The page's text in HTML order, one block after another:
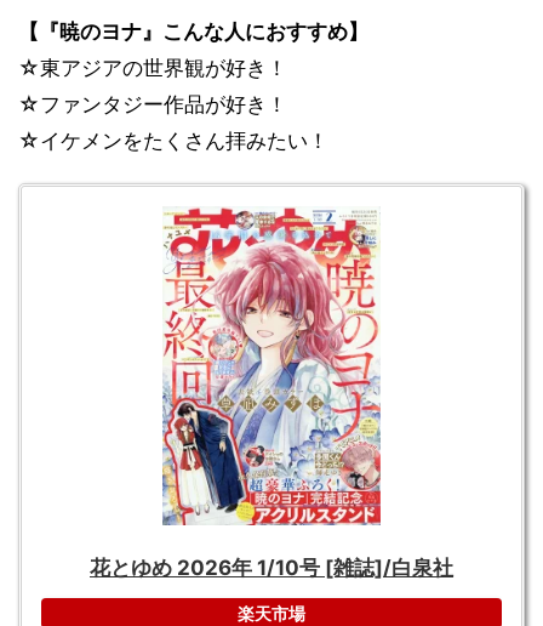
【『暁のヨナ』こんな人におすすめ】
☆東アジアの世界観が好き！
☆ファンタジー作品が好き！
☆イケメンをたくさん拝みたい！
花とゆめ 2026年 1/10号 [雑誌]/白泉社
楽天市場